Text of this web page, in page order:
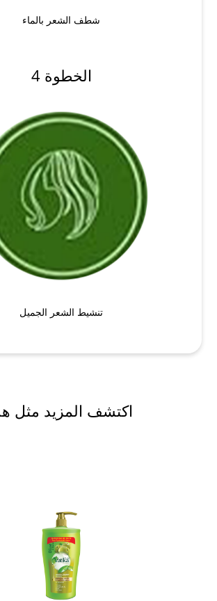
شطف الشعر بالماء
الخطوة 4
تنشيط الشعر الجميل
اكتشف المزيد مثل